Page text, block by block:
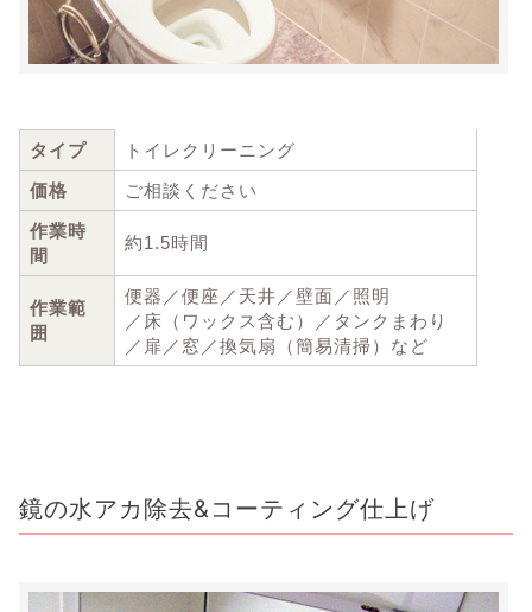
タイプ
トイレクリーニング
価格
ご相談ください
作業時
間
約1.5時間
作業範
囲
便器／便座／天井／壁面／照明
／床（ワックス含む）／タンクまわり
／扉／窓／換気扇（簡易清掃）など
鏡の水アカ除去&コーティング仕上げ